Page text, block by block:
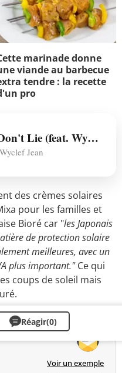
marinade donne
viande au barbecue
tendre : la recette
pro
Hips Don't Lie (feat. Wyclef Jean)
Jean
des crèmes solaires
pour les familles et
Bioré car "les Japonais
de protection solaire
meilleures, avec un
plus important."Ce qui
coups de soleil mais
Réagir(0)
Voir un exemple